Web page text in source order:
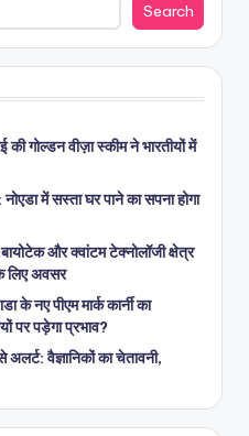
Search
गोल्डन वीज़ा स्कीम ने भारतीयों में
में सस्ता घर पाने का सपना होगा
और क्वांटम टेक्नोलॉजी क्षेत्र
लिए अवसर
के नए पीएम मार्क कार्नी का
पर पड़ेगा प्रभाव?
वैज्ञानिकों का चेतावनी,